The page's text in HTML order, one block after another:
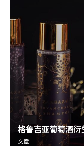
格鲁吉亚葡萄酒衍
文章